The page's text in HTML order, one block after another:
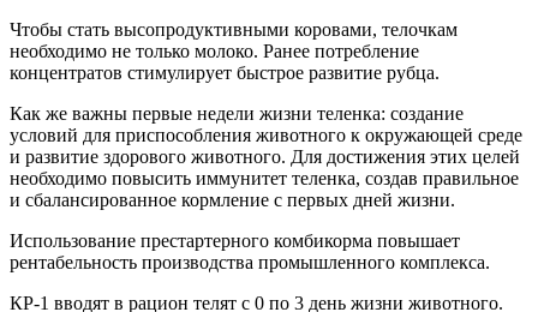
Чтобы стать высопродуктивными коровами, телочкам
необходимо не только молоко. Ранее потребление
концентратов стимулирует быстрое развитие рубца.
Как же важны первые недели жизни теленка: создание
условий для приспособления животного к окружающей среде
и развитие здорового животного. Для достижения этих целей
необходимо повысить иммунитет теленка, создав правильное
и сбалансированное кормление с первых дней жизни.
Использование престартерного комбикорма повышает
рентабельность производства промышленного комплекса.
КР-1 вводят в рацион телят с 0 по 3 день жизни животного.